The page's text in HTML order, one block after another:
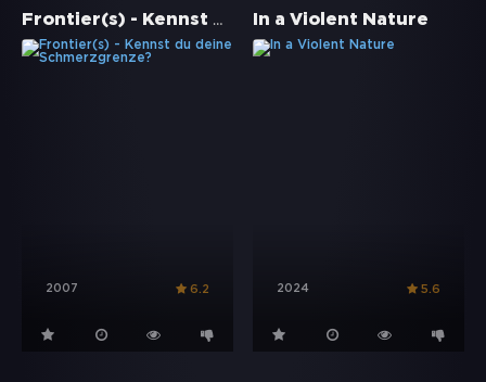
Frontier(s) - Kennst du deine Schmerzgrenze?
2007 6.2
In a Violent Nature
2024 5.6